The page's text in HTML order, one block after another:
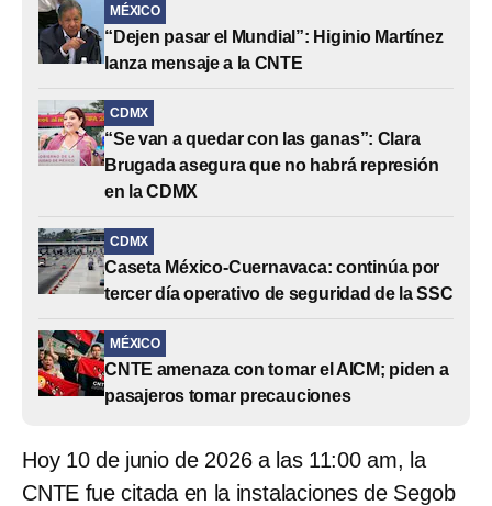
MÉXICO
“Dejen pasar el Mundial”: Higinio Martínez
lanza mensaje a la CNTE
CDMX
“Se van a quedar con las ganas”: Clara
Brugada asegura que no habrá represión
en la CDMX
CDMX
Caseta México-Cuernavaca: continúa por
tercer día operativo de seguridad de la SSC
MÉXICO
CNTE amenaza con tomar el AICM; piden a
pasajeros tomar precauciones
Hoy 10 de junio de 2026 a las 11:00 am, la
CNTE fue citada en la instalaciones de Segob